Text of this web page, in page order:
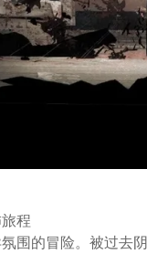
程
围的冒险。被过去